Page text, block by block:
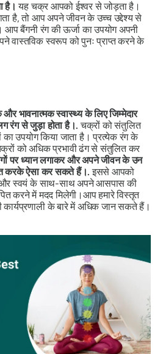
है। यह चक्र आपको ईश्वर से जोड़ता है।
है, तो आप अपने जीवन के उच्च उद्देश्य से
बैंगनी रंग की ऊर्जा का उपयोग अपनी
वास्तविक स्वरूप को पुनः प्राप्त करने के
भावनात्मक स्वास्थ्य के लिए जिम्मेदार
रंग से जुड़ा होता है।. चक्रों को संतुलित
उपयोग किया जाता है। प्रत्येक रंग के
को अधिक प्रभावी ढंग से संतुलित कर
पर ध्यान लगाकर और अपने जीवन के उन
करके ऐसा कर सकते हैं।. इससे आपको
स्वयं के साथ-साथ अपने आसपास की
करने में मदद मिलेगी। आप हमारे विस्तृत
के बारे में अधिक जान सकते हैं।